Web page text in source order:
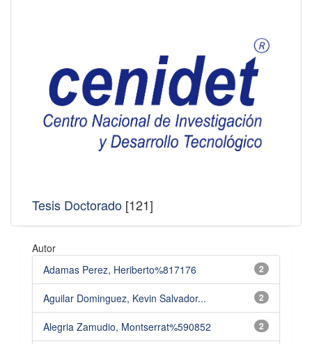
Tesis Doctorado [121]
Autor
2
Adamas Perez, Heriberto%817176
2
Aguilar Dominguez, Kevin Salvador...
2
Alegria Zamudio, Montserrat%590852